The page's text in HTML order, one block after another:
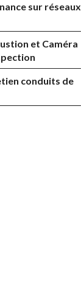
sur réseaux
et Caméra
conduits de